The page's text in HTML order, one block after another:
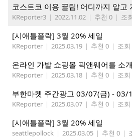
코스트코 이용 꿀팁! 어디까지 알고
KReporter3 | 2022.11.02 | 추천 0 | 조
[시애틀폴락] 3월 20% 세일
KReporter | 2025.03.19 | 추천 0 | 조
온라인 가발 쇼핑몰 픽앤웨어를 소
KReporter | 2025.03.18 | 추천 0 | 조
부한마켓 주간광고 03/07(금) - 03/
KReporter | 2025.03.07 | 추천 0 | 조
[시애틀폴락] 3월 20% 세일
seattlepollock | 2025.03.05 | 추천 0 |